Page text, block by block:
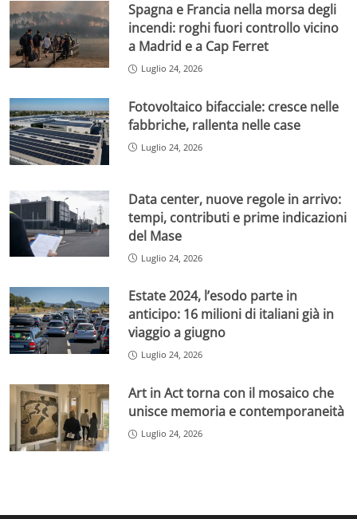
Spagna e Francia nella morsa degli
incendi: roghi fuori controllo vicino
a Madrid e a Cap Ferret
Luglio 24, 2026
Fotovoltaico bifacciale: cresce nelle
fabbriche, rallenta nelle case
Luglio 24, 2026
Data center, nuove regole in arrivo:
tempi, contributi e prime indicazioni
del Mase
Luglio 24, 2026
Estate 2024, l’esodo parte in
anticipo: 16 milioni di italiani già in
viaggio a giugno
Luglio 24, 2026
Art in Act torna con il mosaico che
unisce memoria e contemporaneità
Luglio 24, 2026